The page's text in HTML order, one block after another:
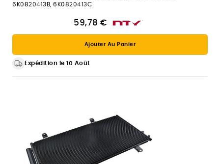
6K0820413B, 6K0820413C
59,78 €
Ajouter Au Panier
Expédition le 10 Août